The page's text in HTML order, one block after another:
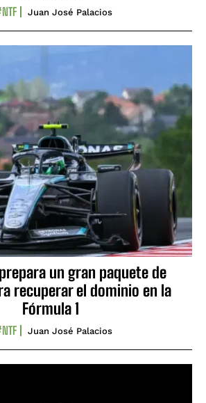
Juan José Palacios
un gran paquete de
recuperar el dominio en la
Fórmula 1
Juan José Palacios